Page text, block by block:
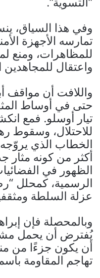
وفي هذا السياق،
تمارسه الأجهزة
للمظاهرات، ومنع
واعتقال للمجاهدين
واللافت أن مواقف
حتى في أوساط
تيار أوسلو. فمع
للاحتلال، وسقوط
الخطاب الذي يروّجه
أكثر من كونه مثار
الظهور في
الرسمية، كمحلل
عزلة السلطة
وبالمحصلة فإن
يُفترض أن يحمل
أن يكون جزءًا من
تهاجم المقاومة باسم